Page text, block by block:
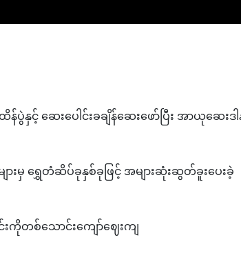
င့် ဆေးပေါင်းခချိန်ဆေးဖော်ပြီး အာယုဆေးဒ
ျားမှ ရွှေတံဆိပ်ခုနှစ်ခုဖြင့် အများဆုံးဆွတ်ခူးပေးခဲ့
င်းကိုတစ်သောင်းကျော်ဈေးကျ